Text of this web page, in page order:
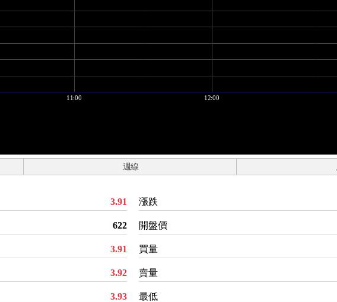
週線
3.91
622
3.91
3.92
3.93
漲跌
開盤價
買量
賣量
最低